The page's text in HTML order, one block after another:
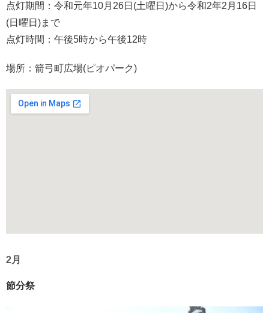
点灯期間：令和元年10月26日(土曜日)から令和2年2月16日
(日曜日)まで
点灯時間：午後5時から午後12時
場所：箭弓町広場(ピオパーク)
2月
節分祭